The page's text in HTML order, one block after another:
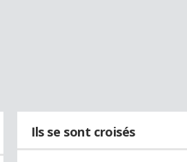
Ils se sont croisés